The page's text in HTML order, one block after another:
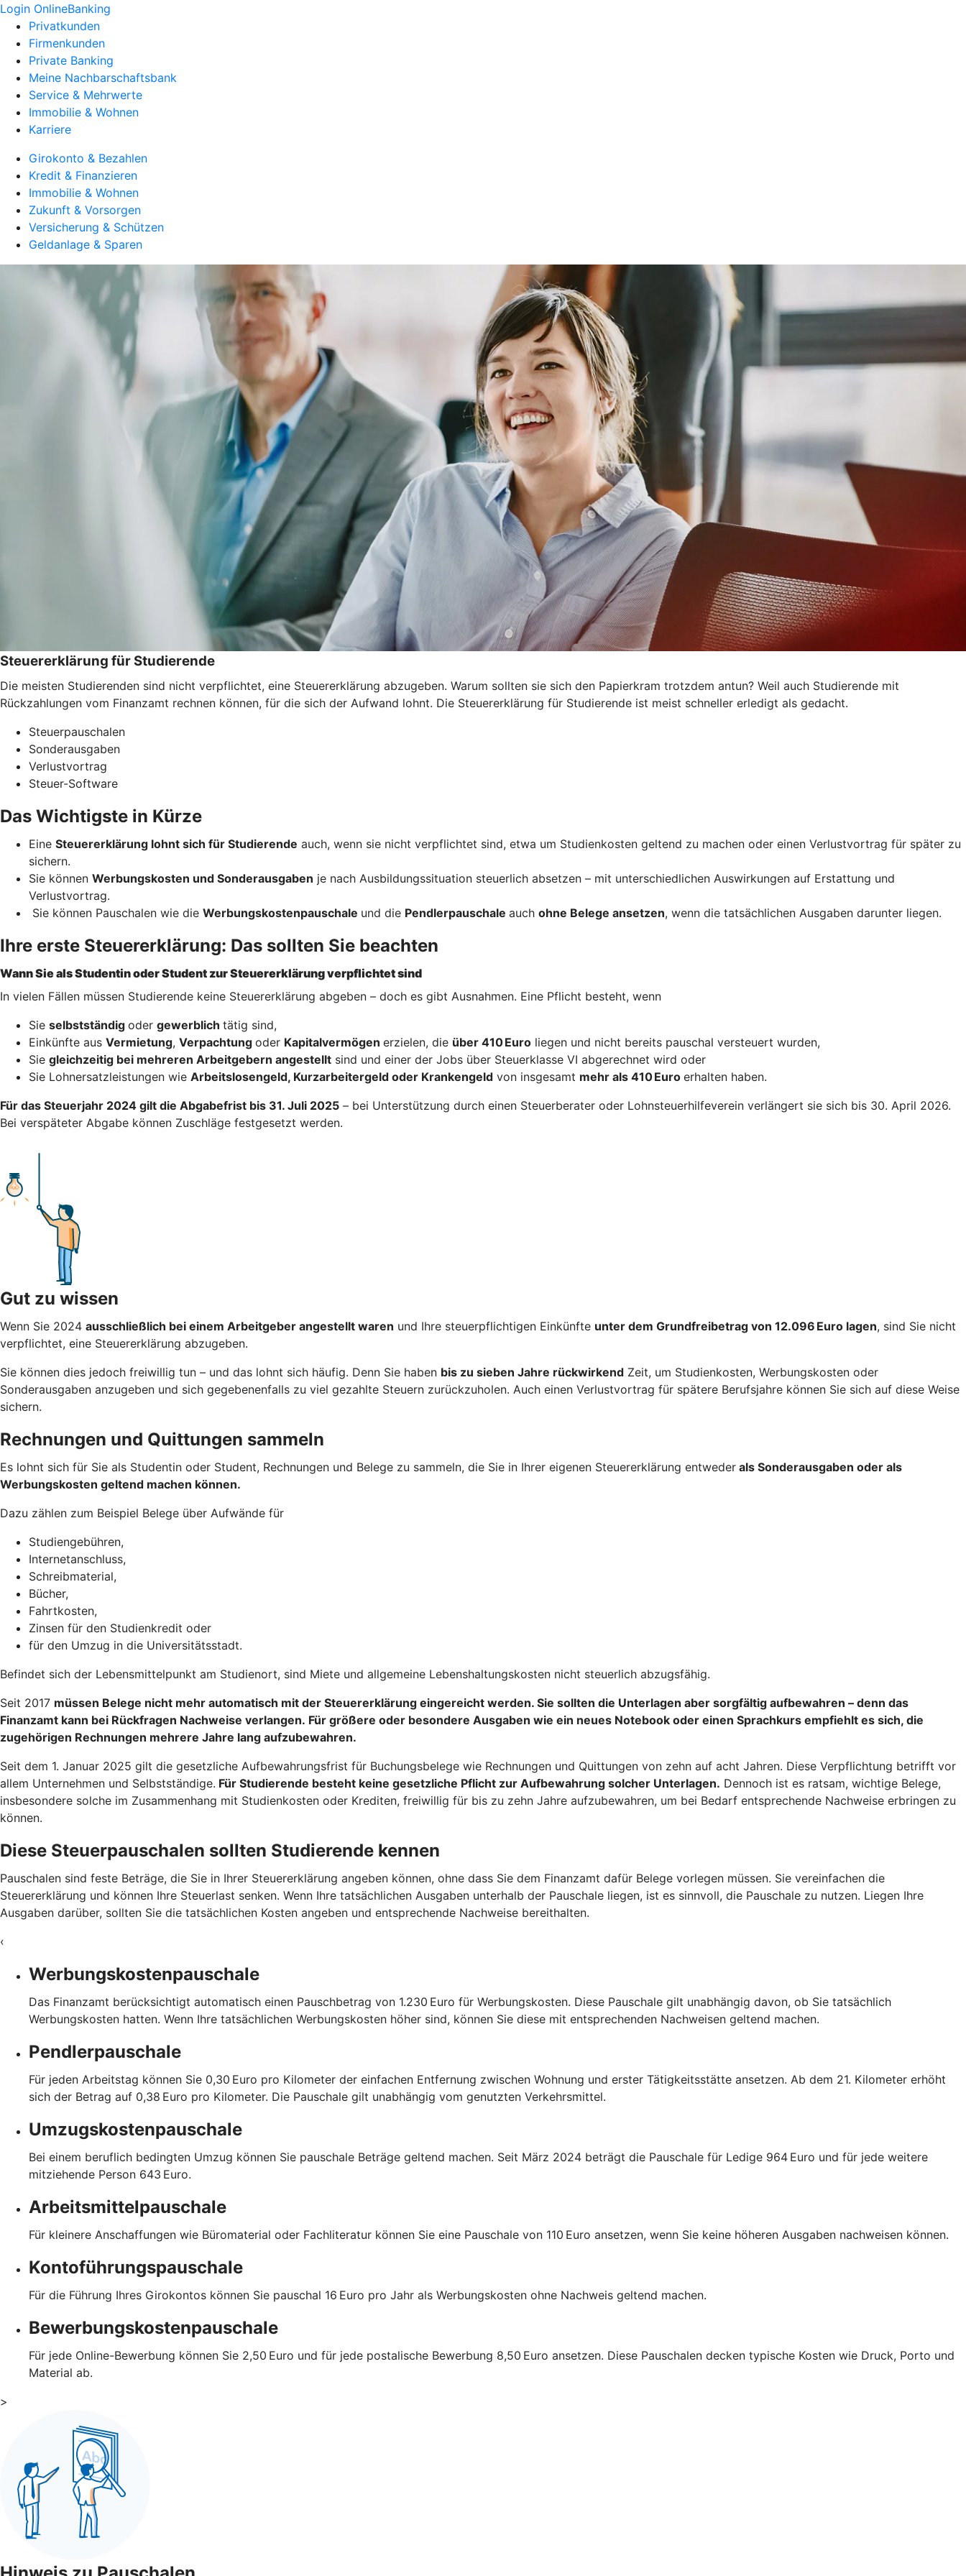
Login OnlineBanking
Privatkunden
Firmenkunden
Private Banking
Meine Nachbarschaftsbank
Service & Mehrwerte
Immobilie & Wohnen
Karriere
Girokonto & Bezahlen
Kredit & Finanzieren
Immobilie & Wohnen
Zukunft & Vorsorgen
Versicherung & Schützen
Geldanlage & Sparen
Steuererklärung für Studierende
Die meisten Studierenden sind nicht verpflichtet, eine Steuererklärung abzugeben. Warum sollten sie sich den Papierkram trotzdem antun? Weil auch Studierende mit
Rückzahlungen vom Finanzamt rechnen können, für die sich der Aufwand lohnt. Die Steuererklärung für Studierende ist meist schneller erledigt als gedacht.
Steuerpauschalen
Sonderausgaben
Verlustvortrag
Steuer-Software
Das Wichtigste in Kürze
Eine Steuererklärung lohnt sich für Studierende auch, wenn sie nicht verpflichtet sind, etwa um Studienkosten geltend zu machen oder einen Verlustvortrag für später zu
sichern.
Sie können Werbungskosten und Sonderausgaben je nach Ausbildungssituation steuerlich absetzen – mit unterschiedlichen Auswirkungen auf Erstattung und
Verlustvortrag.
Sie können Pauschalen wie die Werbungskostenpauschale und die Pendlerpauschale auch ohne Belege ansetzen, wenn die tatsächlichen Ausgaben darunter liegen.
Ihre erste Steuererklärung: Das sollten Sie beachten
Wann Sie als Studentin oder Student zur Steuererklärung verpflichtet sind
In vielen Fällen müssen Studierende keine Steuererklärung abgeben – doch es gibt Ausnahmen. Eine Pflicht besteht, wenn
Sie selbstständig oder gewerblich tätig sind,
Einkünfte aus Vermietung, Verpachtung oder Kapitalvermögen erzielen, die über 410 Euro liegen und nicht bereits pauschal versteuert wurden,
Sie gleichzeitig bei mehreren Arbeitgebern angestellt sind und einer der Jobs über Steuerklasse VI abgerechnet wird oder
Sie Lohnersatzleistungen wie Arbeitslosengeld, Kurzarbeitergeld oder Krankengeld von insgesamt mehr als 410 Euro erhalten haben.
Für das Steuerjahr 2024 gilt die Abgabefrist bis 31. Juli 2025 – bei Unterstützung durch einen Steuerberater oder Lohnsteuerhilfeverein verlängert sie sich bis 30. April 2026.
Bei verspäteter Abgabe können Zuschläge festgesetzt werden.
Gut zu wissen
Wenn Sie 2024 ausschließlich bei einem Arbeitgeber angestellt waren und Ihre steuerpflichtigen Einkünfte unter dem Grundfreibetrag von 12.096 Euro lagen, sind Sie nicht
verpflichtet, eine Steuererklärung abzugeben.
Sie können dies jedoch freiwillig tun – und das lohnt sich häufig. Denn Sie haben bis zu sieben Jahre rückwirkend Zeit, um Studienkosten, Werbungskosten oder
Sonderausgaben anzugeben und sich gegebenenfalls zu viel gezahlte Steuern zurückzuholen. Auch einen Verlustvortrag für spätere Berufsjahre können Sie sich auf diese Weise
sichern.
Rechnungen und Quittungen sammeln
Es lohnt sich für Sie als Studentin oder Student, Rechnungen und Belege zu sammeln, die Sie in Ihrer eigenen Steuererklärung entweder als Sonderausgaben oder als
Werbungskosten geltend machen können.
Dazu zählen zum Beispiel Belege über Aufwände für
Studiengebühren,
Internetanschluss,
Schreibmaterial,
Bücher,
Fahrtkosten,
Zinsen für den Studienkredit oder
für den Umzug in die Universitätsstadt.
Befindet sich der Lebensmittelpunkt am Studienort, sind Miete und allgemeine Lebenshaltungskosten nicht steuerlich abzugsfähig.
Seit 2017 müssen Belege nicht mehr automatisch mit der Steuererklärung eingereicht werden. Sie sollten die Unterlagen aber sorgfältig aufbewahren – denn das
Finanzamt kann bei Rückfragen Nachweise verlangen. Für größere oder besondere Ausgaben wie ein neues Notebook oder einen Sprachkurs empfiehlt es sich, die
zugehörigen Rechnungen mehrere Jahre lang aufzubewahren.
Seit dem 1. Januar 2025 gilt die gesetzliche Aufbewahrungsfrist für Buchungsbelege wie Rechnungen und Quittungen von zehn auf acht Jahren. Diese Verpflichtung betrifft vor
allem Unternehmen und Selbstständige. Für Studierende besteht keine gesetzliche Pflicht zur Aufbewahrung solcher Unterlagen. Dennoch ist es ratsam, wichtige Belege,
insbesondere solche im Zusammenhang mit Studienkosten oder Krediten, freiwillig für bis zu zehn Jahre aufzubewahren, um bei Bedarf entsprechende Nachweise erbringen zu
können.
Diese Steuerpauschalen sollten Studierende kennen
Pauschalen sind feste Beträge, die Sie in Ihrer Steuererklärung angeben können, ohne dass Sie dem Finanzamt dafür Belege vorlegen müssen. Sie vereinfachen die
Steuererklärung und können Ihre Steuerlast senken. Wenn Ihre tatsächlichen Ausgaben unterhalb der Pauschale liegen, ist es sinnvoll, die Pauschale zu nutzen. Liegen Ihre
Ausgaben darüber, sollten Sie die tatsächlichen Kosten angeben und entsprechende Nachweise bereithalten.
‹
Werbungskostenpauschale
Das Finanzamt berücksichtigt automatisch einen Pauschbetrag von 1.230 Euro für Werbungskosten. Diese Pauschale gilt unabhängig davon, ob Sie tatsächlich
Werbungskosten hatten. Wenn Ihre tatsächlichen Werbungskosten höher sind, können Sie diese mit entsprechenden Nachweisen geltend machen.
Pendlerpauschale
Für jeden Arbeitstag können Sie 0,30 Euro pro Kilometer der einfachen Entfernung zwischen Wohnung und erster Tätigkeitsstätte ansetzen. Ab dem 21. Kilometer erhöht
sich der Betrag auf 0,38 Euro pro Kilometer. Die Pauschale gilt unabhängig vom genutzten Verkehrsmittel.
Umzugskostenpauschale
Bei einem beruflich bedingten Umzug können Sie pauschale Beträge geltend machen. Seit März 2024 beträgt die Pauschale für Ledige 964 Euro und für jede weitere
mitziehende Person 643 Euro.
Arbeitsmittelpauschale
Für kleinere Anschaffungen wie Büromaterial oder Fachliteratur können Sie eine Pauschale von 110 Euro ansetzen, wenn Sie keine höheren Ausgaben nachweisen können.
Kontoführungspauschale
Für die Führung Ihres Girokontos können Sie pauschal 16 Euro pro Jahr als Werbungskosten ohne Nachweis geltend machen.
Bewerbungskostenpauschale
Für jede Online-Bewerbung können Sie 2,50 Euro und für jede postalische Bewerbung 8,50 Euro ansetzen. Diese Pauschalen decken typische Kosten wie Druck, Porto und
Material ab.
>